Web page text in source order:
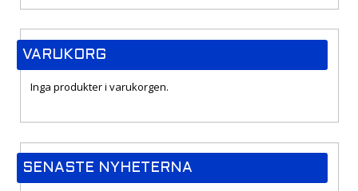
VARUKORG
Inga produkter i varukorgen.
SENASTE NYHETERNA